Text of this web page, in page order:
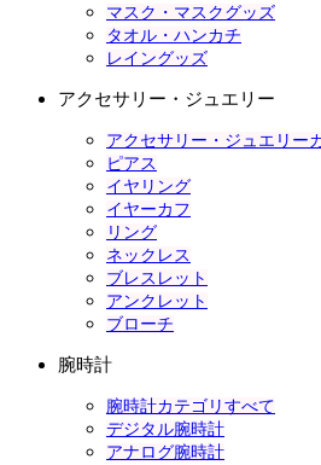
マスク・マスクグッズ
タオル・ハンカチ
レイングッズ
アクセサリー・ジュエリー
アクセサリー・ジュエリー
ピアス
イヤリング
イヤーカフ
リング
ネックレス
ブレスレット
アンクレット
ブローチ
腕時計
腕時計カテゴリすべて
デジタル腕時計
アナログ腕時計